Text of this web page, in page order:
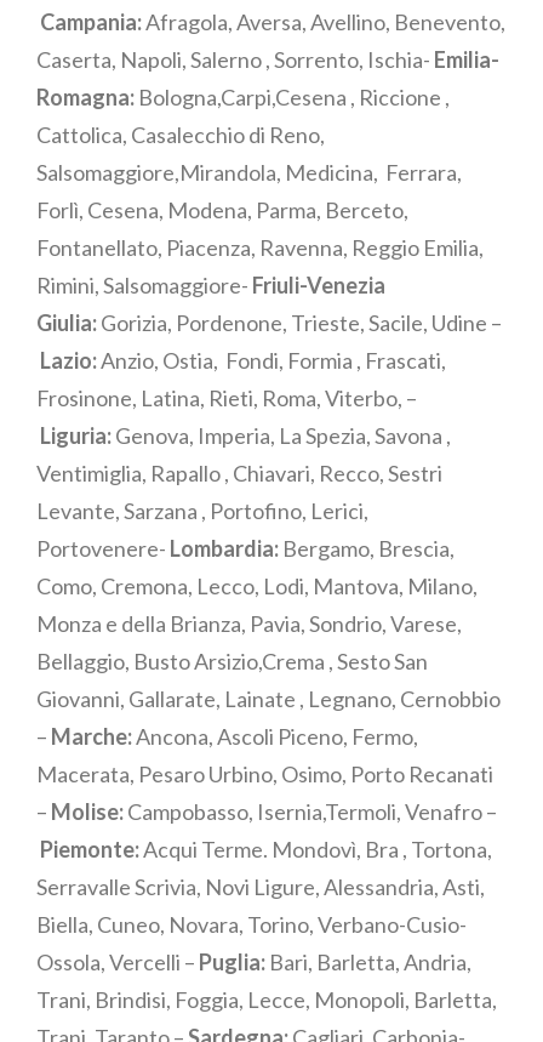
Campania:Afragola, Aversa, Avellino, Benevento,
Caserta, Napoli, Salerno , Sorrento, Ischia- Emilia-
Romagna: Bologna,Carpi,Cesena , Riccione ,
Cattolica, Casalecchio di Reno,
Salsomaggiore,Mirandola, Medicina, Ferrara,
Forlì, Cesena, Modena, Parma, Berceto,
Fontanellato, Piacenza, Ravenna, Reggio Emilia,
Rimini, Salsomaggiore- Friuli-Venezia
Giulia:Gorizia, Pordenone, Trieste, Sacile, Udine –
Lazio:Anzio, Ostia, Fondi, Formia , Frascati,
Frosinone, Latina, Rieti, Roma, Viterbo, –
Liguria:Genova, Imperia, La Spezia, Savona ,
Ventimiglia, Rapallo , Chiavari, Recco, Sestri
Levante, Sarzana , Portofino, Lerici,
Portovenere- Lombardia: Bergamo, Brescia,
Como, Cremona, Lecco, Lodi, Mantova, Milano,
Monza e della Brianza, Pavia, Sondrio, Varese,
Bellaggio, Busto Arsizio,Crema , Sesto San
Giovanni, Gallarate, Lainate , Legnano, Cernobbio
– Marche:Ancona, Ascoli Piceno, Fermo,
Macerata, Pesaro Urbino, Osimo, Porto Recanati
– Molise:Campobasso, Isernia,Termoli, Venafro –
Piemonte:Acqui Terme. Mondovì, Bra , Tortona,
Serravalle Scrivia, Novi Ligure, Alessandria, Asti,
Biella, Cuneo, Novara, Torino, Verbano-Cusio-
Ossola, Vercelli – Puglia: Bari, Barletta, Andria,
Trani, Brindisi, Foggia, Lecce, Monopoli, Barletta,